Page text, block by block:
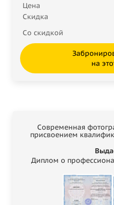
Цена
Скидка
Со скидкой
на
Современная
присвоением
Диплом о